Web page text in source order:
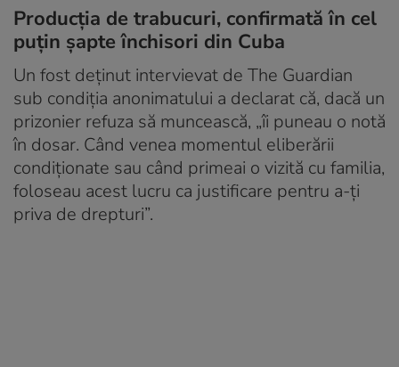
Producția de trabucuri, confirmată în cel
puțin șapte închisori din Cuba
Un fost deținut intervievat de The Guardian
sub condiția anonimatului a declarat că, dacă un
prizonier refuza să muncească, „îi puneau o notă
în dosar. Când venea momentul eliberării
condiționate sau când primeai o vizită cu familia,
foloseau acest lucru ca justificare pentru a-ți
priva de drepturi”.